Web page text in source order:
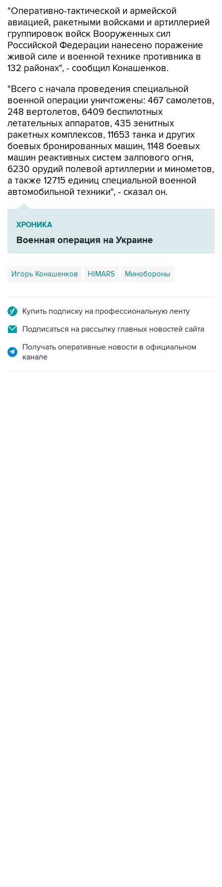
группировок войск Вооруженных сил
Российской Федерации нанесено поражение
живой силе и военной технике противника в
132 районах", - сообщил Конашенков.
"Всего с начала проведения специальной
248 вертолетов, 6409 беспилотных
летательных аппаратов, 435 зенитных
ракетных комплексов, 11653 танка и других
боевых бронированных машин, 1148 боевых
машин реактивных систем залпового огня,
6230 орудий полевой артиллерии и минометов,
а также 12715 единиц специальной военной
автомобильной техники", - сказал он.
ХРОНИКА
Военная операция на Украине
Игорь Конашенков HIMARS Минобороны
Подписаться на рассылку главных новостей сайта
Получать оперативные новости в официальном